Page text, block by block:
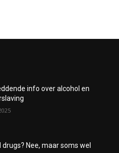
info over alcohol en
drugs? Nee, maar soms wel